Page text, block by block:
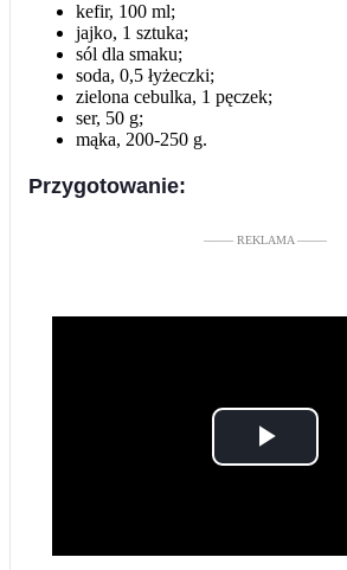
kefir, 100 ml;
jajko, 1 sztuka;
sól dla smaku;
soda, 0,5 łyżeczki;
zielona cebulka, 1 pęczek;
ser, 50 g;
mąka, 200-250 g.
Przygotowanie:
––––– REKLAMA –––––
Play